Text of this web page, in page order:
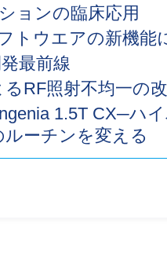
ョンの臨床応用
トウエアの新機能
最前線
RF照射不均一の
1.5T CX─ハ
ーチンを変える